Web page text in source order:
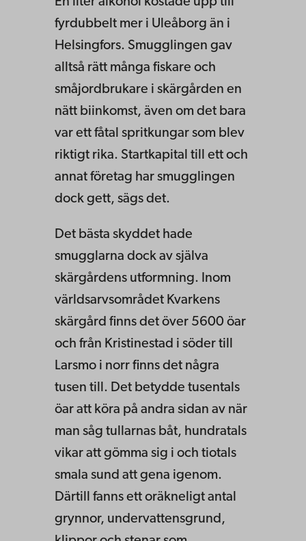
fyrdubbelt mer i Uleåborg än i
Helsingfors. Smugglingen gav
alltså rätt många fiskare och
småjordbrukare i skärgården en
nätt biinkomst, även om det bara
var ett fåtal spritkungar som blev
riktigt rika. Startkapital till ett och
annat företag har smugglingen
dock gett, sägs det.
Det bästa skyddet hade
smugglarna dock av själva
skärgårdens utformning. Inom
världsarvsområdet Kvarkens
skärgård finns det över 5600 öar
och från Kristinestad i söder till
Larsmo i norr finns det några
tusen till. Det betydde tusentals
öar att köra på andra sidan av när
man såg tullarnas båt, hundratals
vikar att gömma sig i och tiotals
smala sund att gena igenom.
Därtill fanns ett oräkneligt antal
grynnor, undervattensgrund,